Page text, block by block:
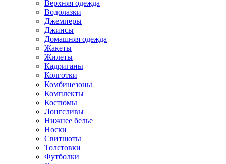
Верхняя одежда
Водолазки
Джемперы
Джинсы
Домашняя одежда
Жакеты
Жилеты
Кадриганы
Колготки
Комбинезоны
Комплекты
Костюмы
Лонгсливы
Нижнее белье
Носки
Свитшоты
Толстовки
Футболки